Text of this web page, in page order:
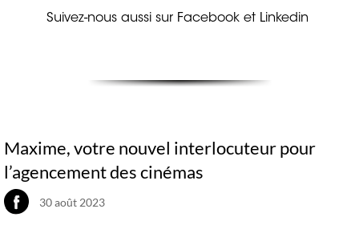
Suivez-nous aussi sur Facebook et Linkedin
Maxime, votre nouvel interlocuteur pour
l’agencement des cinémas
30 août 2023